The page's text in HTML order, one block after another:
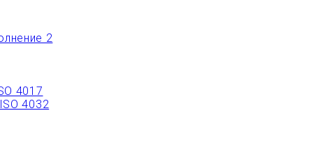
2
4017
4032